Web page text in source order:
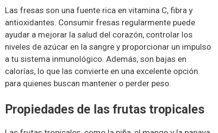
Las fresas son una fuente rica en vitamina C, fibra y
antioxidantes. Consumir fresas regularmente puede
ayudar a mejorar la salud del corazón, controlar los
niveles de azúcar en la sangre y proporcionar un impulso
a tu sistema inmunológico. Además, son bajas en
calorías, lo que las convierte en una excelente opción
para quienes buscan mantener o perder peso.
Propiedades de las frutas tropicales